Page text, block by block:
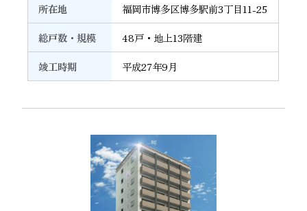
所在地
福岡市博多区博多駅前3丁目11-25
総戸数・規模
48戸・地上13階建
竣工時期
平成27年9月